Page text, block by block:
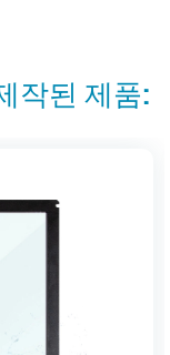
작된 제품: